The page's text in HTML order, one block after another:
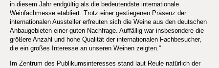
in diesem Jahr endgültig als die bedeutendste internationale
Weinfachmesse etabliert. Trotz einer gestiegenen Präsenz der
internationalen Aussteller erfreuten sich die Weine aus den deutschen
Anbaugebieten einer guten Nachfrage. Auffällig war insbesondere die
größere Anzahl und hohe Qualität der internationalen Fachbesucher,
die ein großes Interesse an unseren Weinen zeigten.“
Im Zentrum des Publikumsinteresses stand laut Reule natürlich der